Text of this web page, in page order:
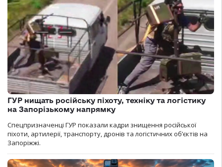
ГУР нищать російську піхоту, техніку та логістику
на Запорізькому напрямку
Спецпризначенці ГУР показали кадри знищення російської
піхоти, артилерії, транспорту, дронів та логістичних об’єктів на
Запоріжжі.